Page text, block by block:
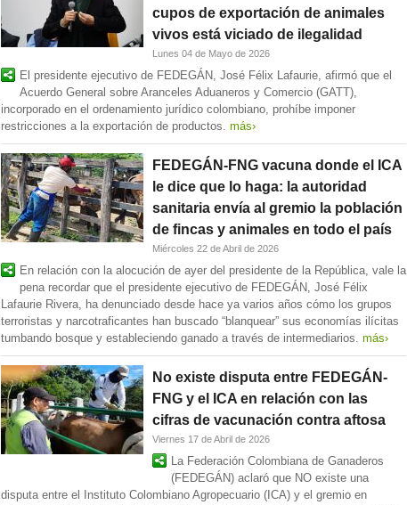
cupos de exportación de animales
vivos está viciado de ilegalidad
Lunes 04 de Mayo de 2026
El presidente ejecutivo de FEDEGÁN, José Félix Lafaurie, afirmó que el
Acuerdo General sobre Aranceles Aduaneros y Comercio (GATT),
incorporado en el ordenamiento jurídico colombiano, prohíbe imponer
restricciones a la exportación de productos. más›
FEDEGÁN-FNG vacuna donde el ICA
le dice que lo haga: la autoridad
sanitaria envía al gremio la población
de fincas y animales en todo el país
Miércoles 22 de Abril de 2026
En relación con la alocución de ayer del presidente de la República, vale la
pena recordar que el presidente ejecutivo de FEDEGÁN, José Félix
Lafaurie Rivera, ha denunciado desde hace ya varios años cómo los grupos
terroristas y narcotraficantes han buscado “blanquear” sus economías ilícitas
tumbando bosque y estableciendo ganado a través de intermediarios. más›
No existe disputa entre FEDEGÁN-
FNG y el ICA en relación con las
cifras de vacunación contra aftosa
Viernes 17 de Abril de 2026
La Federación Colombiana de Ganaderos
(FEDEGÁN) aclaró que NO existe una
disputa entre el Instituto Colombiano Agropecuario (ICA) y el gremio en